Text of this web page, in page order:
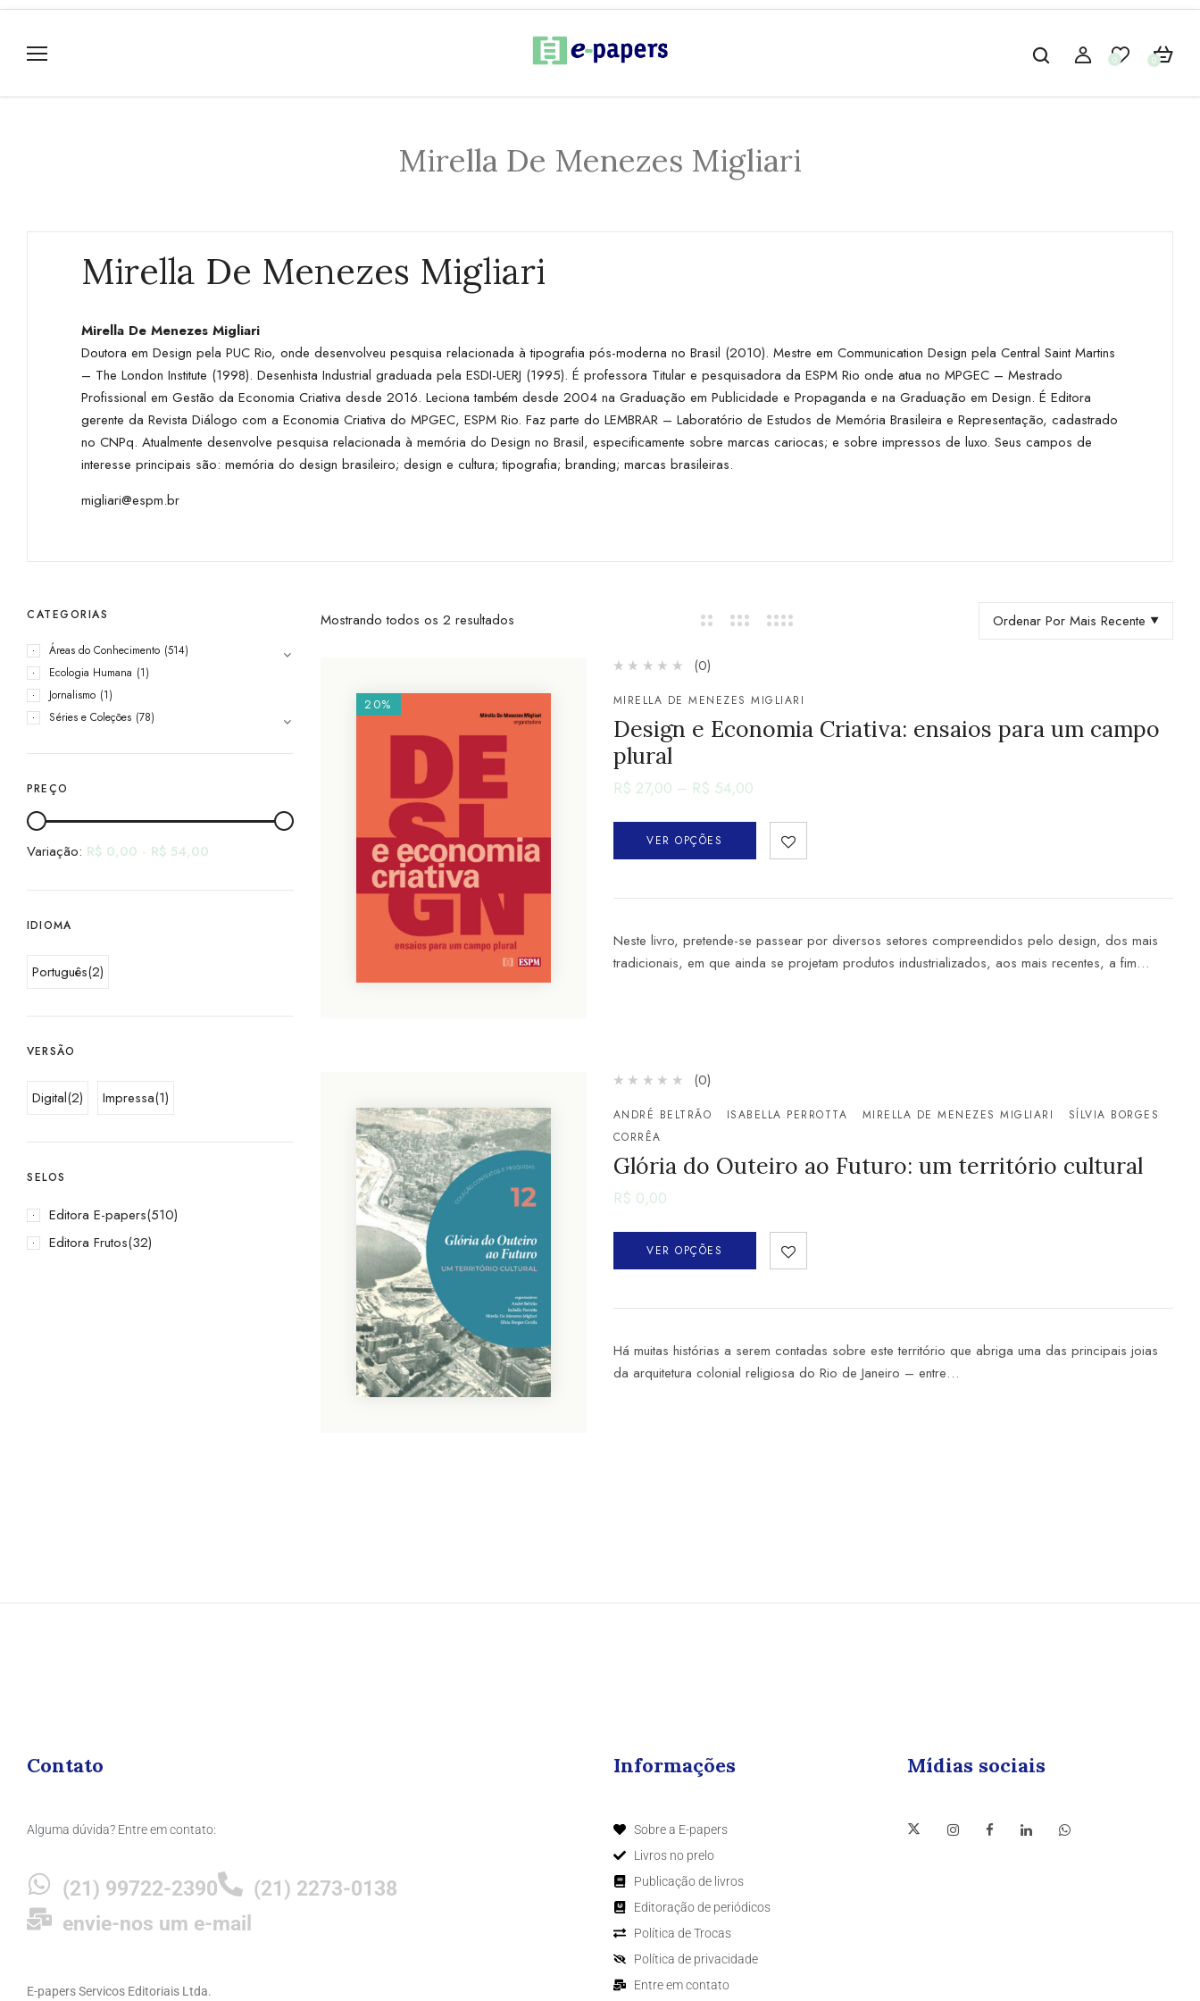
0 0
Mirella De Menezes Migliari
Mirella De Menezes Migliari
Mirella De Menezes Migliari
Doutora em Design pela PUC Rio, onde desenvolveu pesquisa relacionada à tipografia pós-moderna no Brasil (2010). Mestre em Communication Design pela Central Saint Martins
– The London Institute (1998). Desenhista Industrial graduada pela ESDI-UERJ (1995). É professora Titular e pesquisadora da ESPM Rio onde atua no MPGEC – Mestrado
Profissional em Gestão da Economia Criativa desde 2016. Leciona também desde 2004 na Graduação em Publicidade e Propaganda e na Graduação em Design. É Editora
gerente da Revista Diálogo com a Economia Criativa do MPGEC, ESPM Rio. Faz parte do LEMBRAR – Laboratório de Estudos de Memória Brasileira e Representação, cadastrado
no CNPq. Atualmente desenvolve pesquisa relacionada à memória do Design no Brasil, especificamente sobre marcas cariocas; e sobre impressos de luxo. Seus campos de
interesse principais são: memória do design brasileiro; design e cultura; tipografia; branding; marcas brasileiras.
migliari@espm.br
CATEGORIAS
Áreas do Conhecimento (514)
Ecologia Humana (1)
Jornalismo (1)
Séries e Coleções (78)
PREÇO
Variação: R$ 0,00 - R$ 54,00
IDIOMA
Português(2)
VERSÃO
Digital(2) Impressa(1)
SELOS
Editora E-papers(510)
Editora Frutos(32)
Mostrando todos os 2 resultados Ordenar Por Mais Recente
20%
(0)
MIRELLA DE MENEZES MIGLIARI
Design e Economia Criativa: ensaios para um campo
plural
R$ 27,00 – R$ 54,00
VER OPÇÕES
Neste livro, pretende-se passear por diversos setores compreendidos pelo design, dos mais
tradicionais, em que ainda se projetam produtos industrializados, aos mais recentes, a fim…
(0)
ANDRÉ BELTRÃO ISABELLA PERROTTA MIRELLA DE MENEZES MIGLIARI
SÍLVIA BORGES
CORRÊA
Glória do Outeiro ao Futuro: um território cultural
R$ 0,00
VER OPÇÕES
Há muitas histórias a serem contadas sobre este território que abriga uma das principais joias
da arquitetura colonial religiosa do Rio de Janeiro – entre…
Contato
Alguma dúvida? Entre em contato:
(21) 99722-2390
(21) 2273-0138
envie-nos um e-mail
E-papers Servicos Editoriais Ltda.
Informações
Sobre a E-papers
Livros no prelo
Publicação de livros
Editoração de periódicos
Política de Trocas
Política de privacidade
Entre em contato
Mídias sociais